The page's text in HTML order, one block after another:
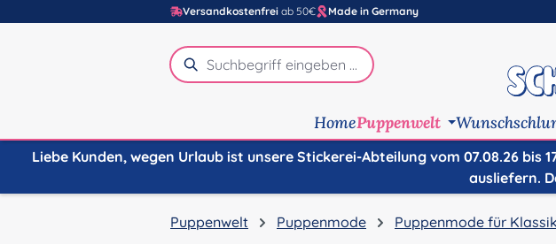
Hauptinhalt springen
Zur Suche springen
Zur Hauptnavigation springen
Versandkostenfrei ab 50€ Made in Germany
HomePuppenwelt
Liebe Kunden, wegen Urlaub ist unsere Stickerei-Abteilung vom 07.08.26 bis
ausliefern.
Puppenwelt Puppenmode Puppenmode für